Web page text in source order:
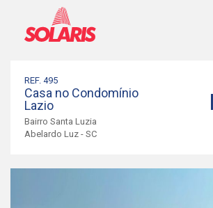
Imóveis à Venda
Avalie Seu Imóvel
Contato
REF. 495
Casa no Condomínio
Lazio
Bairro Santa Luzia
Abelardo Luz - SC